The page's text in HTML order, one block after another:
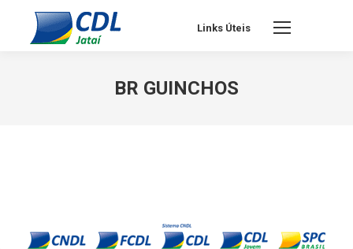
Links Úteis
BR GUINCHOS